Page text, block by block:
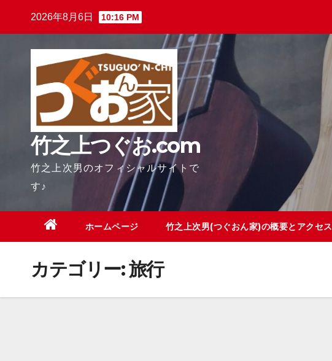
2026年8月6日 10:16 PM
竹之上つぐお.com
竹之上次男のオフィシャルサイトで
す♪
ホームページ 竹之上次男(つぐおん家)の概要とアクセス
カテゴリー:旅行